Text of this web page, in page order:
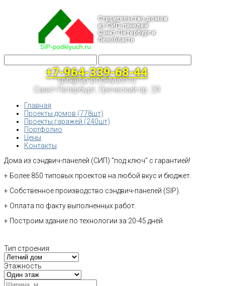
Строительство домов
из СИП-панелей
Санкт-Петербург и
Ленобласть
+7-964-339-68-44
spb@sip-podklyuch.ru
Санкт-Петербург, Греческий пр. 29
Главная
Проекты домов (778шт)
Проекты гаражей (240шт)
Портфолио
Цены
Контакты
Дома из сэндвич-панелей (СИП) "под ключ" с гарантией!
+ Более 850 типовых проектов на любой вкус и бюджет.
+ Собственное производство сэндвич-панелей (SIP).
+ Оплата по факту выполненных работ.
+ Построим здание по технологии за 20-45 дней.
Тип строения:
Этажность